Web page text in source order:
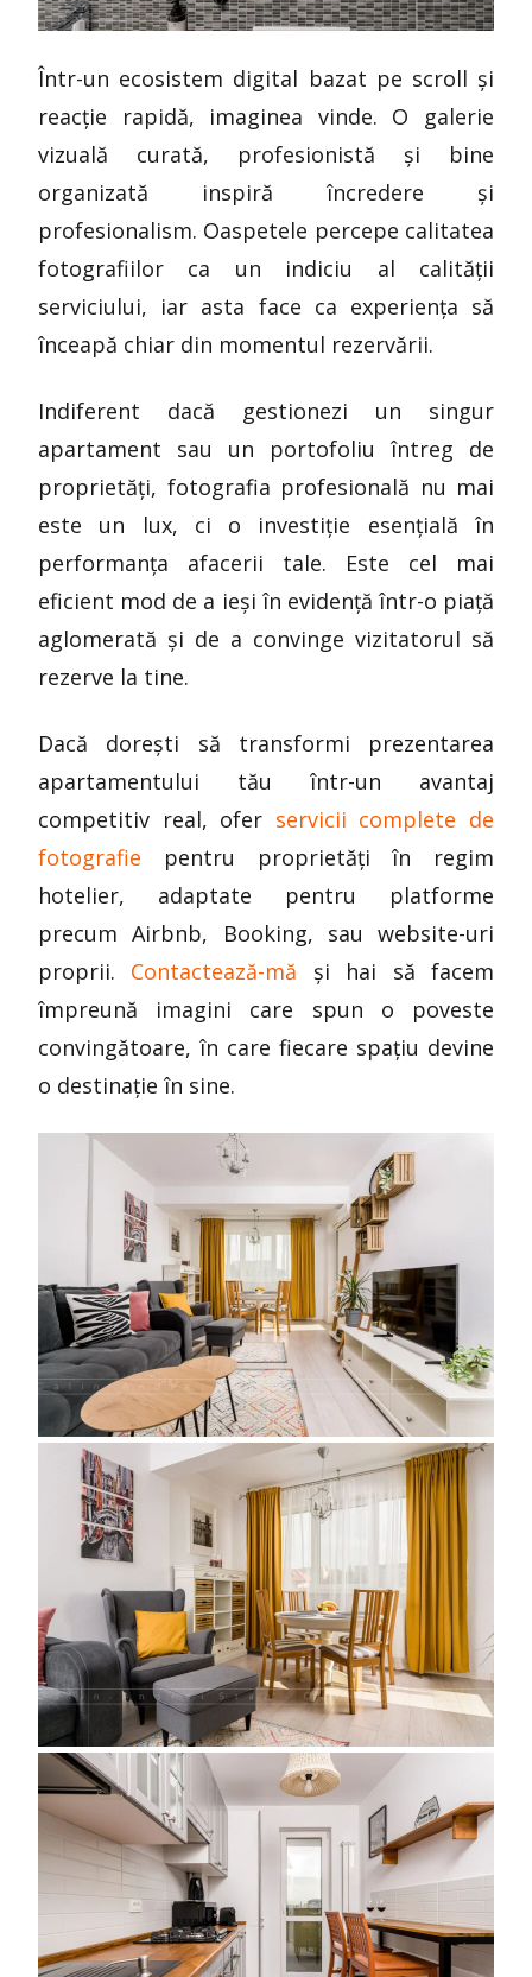
Într-un ecosistem digital bazat pe scroll și
reacție rapidă, imaginea vinde. O galerie
vizuală curată, profesionistă și bine
organizată inspiră încredere și
profesionalism. Oaspetele percepe calitatea
fotografiilor ca un indiciu al calității
serviciului, iar asta face ca experiența să
înceapă chiar din momentul rezervării.
Indiferent dacă gestionezi un singur
apartament sau un portofoliu întreg de
proprietăți, fotografia profesională nu mai
este un lux, ci o investiție esențială în
performanța afacerii tale. Este cel mai
eficient mod de a ieși în evidență într-o piață
aglomerată și de a convinge vizitatorul să
rezerve la tine.
Dacă dorești să transformi prezentarea
apartamentului tău într-un avantaj
competitiv real, ofer servicii complete de
fotografie pentru proprietăți în regim
hotelier, adaptate pentru platforme
precum Airbnb, Booking, sau website-uri
proprii. Contactează-mă și hai să facem
împreună imagini care spun o poveste
convingătoare, în care fiecare spațiu devine
o destinație în sine.